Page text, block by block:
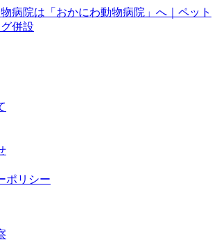
ポリシー